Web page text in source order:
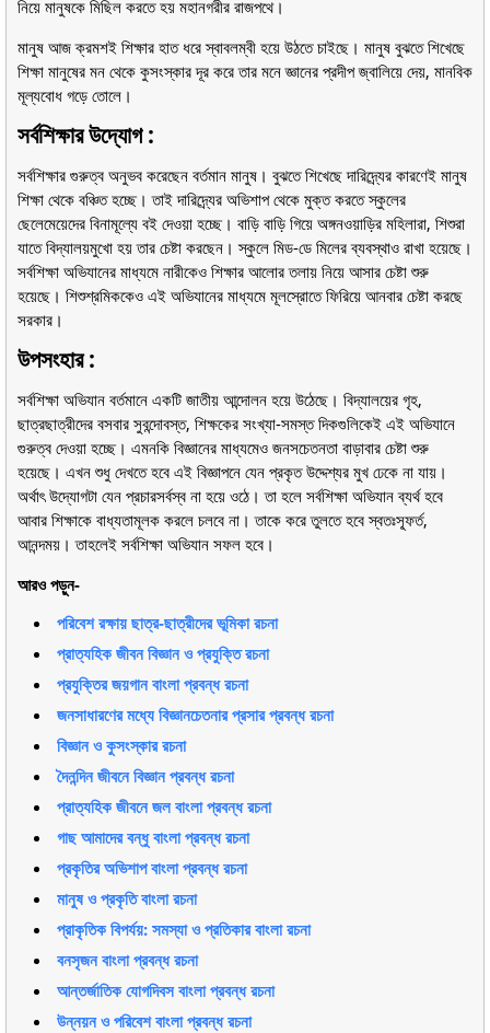
নিয়ে মানুষকে মিছিল করতে হয় মহানগরীর রাজপথে।
মানুষ আজ ক্রমশই শিক্ষার হাত ধরে স্বাবলম্বী হয়ে উঠতে চাইছে। মানুষ বুঝতে শিখেছে
শিক্ষা মানুষের মন থেকে কুসংস্কার দূর করে তার মনে জ্ঞানের প্রদীপ জ্বালিয়ে দেয়, মানবিক
মূল্যবোধ গড়ে তোলে।
সর্বশিক্ষার উদ্যোগ :
সর্বশিক্ষার গুরুত্ব অনুভব করেছেন বর্তমান মানুষ। বুঝতে শিখেছে দারিদ্র্যের কারণেই মানুষ
শিক্ষা থেকে বঞ্চিত হচ্ছে। তাই দারিদ্র্যের অভিশাপ থেকে মুক্ত করতে স্কুলের
ছেলেমেয়েদের বিনামূল্যে বই দেওয়া হচ্ছে। বাড়ি বাড়ি গিয়ে অঙ্গনওয়াড়ির মহিলারা, শিশুরা
যাতে বিদ্যালয়মুখো হয় তার চেষ্টা করছেন। স্কুলে মিড-ডে মিলের ব্যবস্থাও রাখা হয়েছে।
সর্বশিক্ষা অভিযানের মাধ্যমে নারীকেও শিক্ষার আলোর তলায় নিয়ে আসার চেষ্টা শুরু
হয়েছে। শিশুশ্রমিককেও এই অভিযানের মাধ্যমে মূলস্রোতে ফিরিয়ে আনবার চেষ্টা করছে
সরকার।
উপসংহার :
সর্বশিক্ষা অভিযান বর্তমানে একটি জাতীয় আন্দোলন হয়ে উঠেছে। বিদ্যালয়ের গৃহ,
ছাত্রছাত্রীদের বসবার সুবন্দোবস্ত, শিক্ষকের সংখ্যা-সমস্ত দিকগুলিকেই এই অভিযানে
গুরুত্ব দেওয়া হচ্ছে। এমনকি বিজ্ঞানের মাধ্যমেও জনসচেতনতা বাড়াবার চেষ্টা শুরু
হয়েছে। এখন শুধু দেখতে হবে এই বিজ্ঞাপনে যেন প্রকৃত উদ্দেশ্যর মুখ ঢেকে না যায়।
অর্থাৎ উদ্যোগটা যেন প্রচারসর্বস্ব না হয়ে ওঠে। তা হলে সর্বশিক্ষা অভিযান ব্যর্থ হবে
আবার শিক্ষাকে বাধ্যতামূলক করলে চলবে না। তাকে করে তুলতে হবে স্বতঃস্ফূর্ত,
আনন্দময়। তাহলেই সর্বশিক্ষা অভিযান সফল হবে।
আরও পড়ুন-
পরিবেশ রক্ষায় ছাত্র-ছাত্রীদের ভূমিকা রচনা
প্রাত্যহিক জীবন বিজ্ঞান ও প্রযুক্তি রচনা
প্রযুক্তির জয়গান বাংলা প্রবন্ধ রচনা
জনসাধারণের মধ্যে বিজ্ঞানচেতনার প্রসার প্রবন্ধ রচনা
বিজ্ঞান ও কুসংস্কার রচনা
দৈনন্দিন জীবনে বিজ্ঞান প্রবন্ধ রচনা
প্রাত্যহিক জীবনে জল বাংলা প্রবন্ধ রচনা
গাছ আমাদের বন্ধু বাংলা প্রবন্ধ রচনা
প্রকৃতির অভিশাপ বাংলা প্রবন্ধ রচনা
মানুষ ও প্রকৃতি বাংলা রচনা
প্রাকৃতিক বিপর্যয়: সমস্যা ও প্রতিকার বাংলা রচনা
বনসৃজন বাংলা প্রবন্ধ রচনা
আন্তর্জাতিক যোগদিবস বাংলা প্রবন্ধ রচনা
উন্নয়ন ও পরিবেশ বাংলা প্রবন্ধ রচনা